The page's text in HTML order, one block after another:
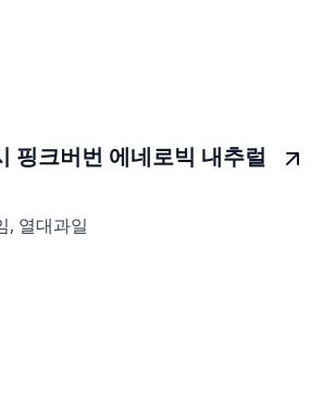
핑크버번 에네로빅 내추럴
, 열대과일